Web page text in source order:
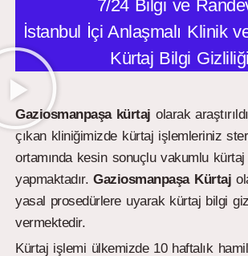
7/24 Bilgi ve
İstanbul İçi Anlaşmalı Klinik
Kürtaj Bilgi Gizliliği
Gaziosmanpaşa kürtaj olarak
çıkan kliniğimizde kürtaj işlemleriniz
ortamında kesin sonuçlu vakumlu
yapmaktadır.GaziosmanpaşaKürtaj
yasal prosedürlere uyarak kürtaj bilgi
vermektedir.
Kürtaj işlemi ülkemizde 10 haftalık